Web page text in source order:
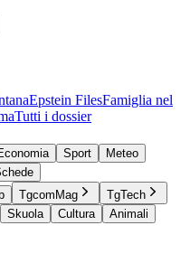
Epstein FilesFamiglia nel
Tutti i dossier
Sport
Meteo
TgcomMag
TgTech
Skuola Cultura
Animali